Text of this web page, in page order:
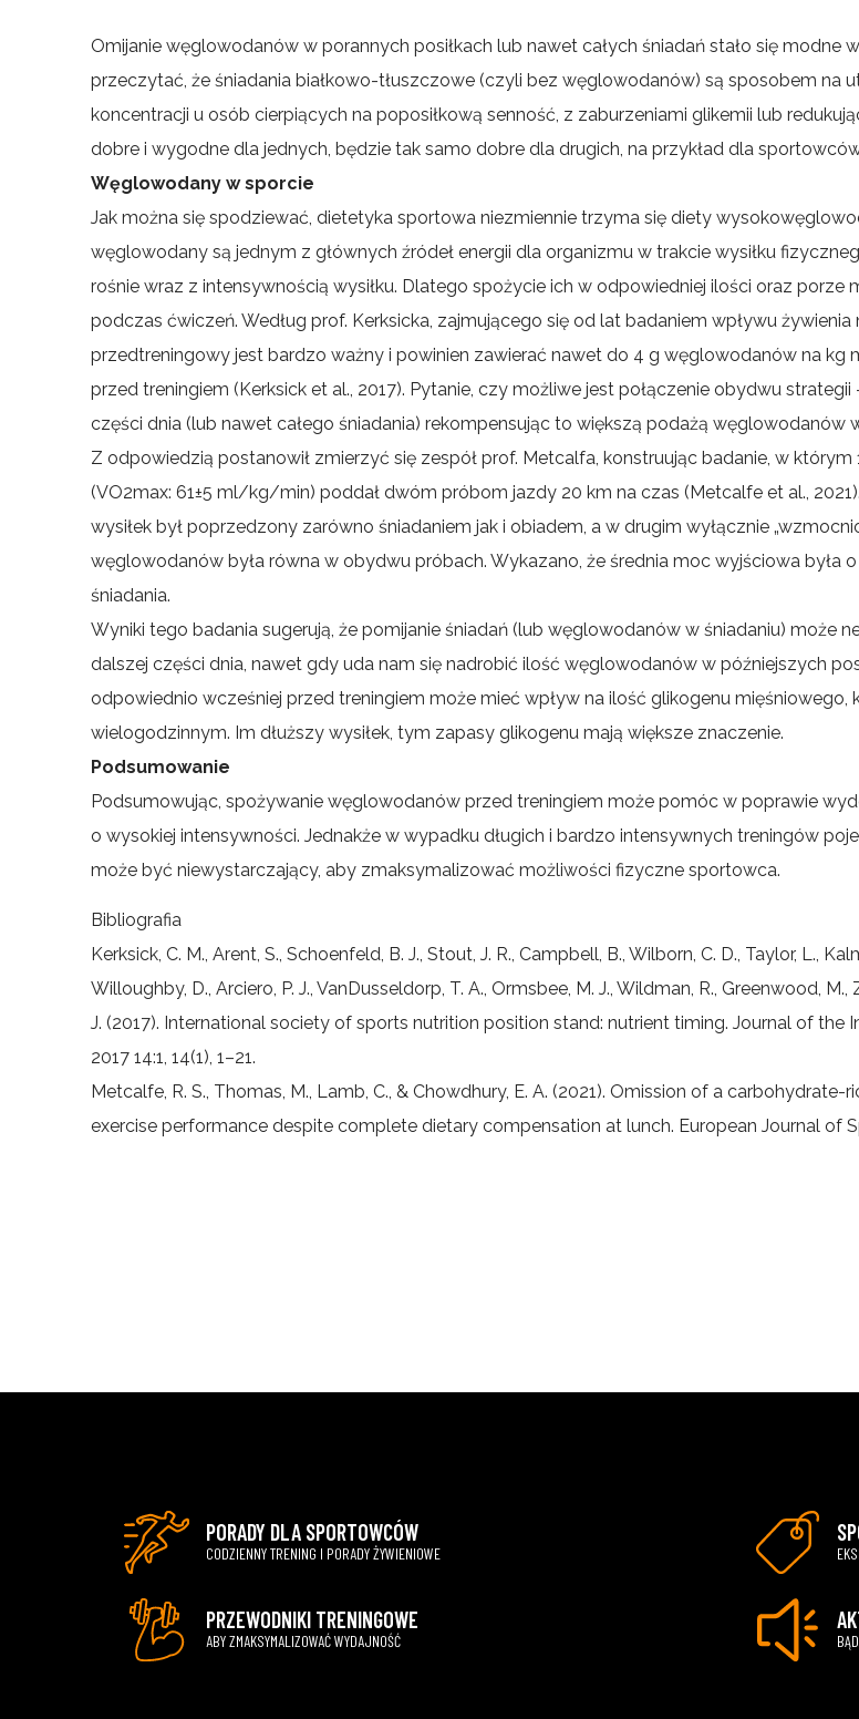
Omijanie węglowodanów w porannych posiłkach lub nawet całych śniadań stało się
przeczytać, że śniadania białkowo-tłuszczowe (czyli bez węglowodanów) są sposobem na
koncentracji u osób cierpiących na poposiłkową senność, z zaburzeniami glikemii lub
dobre i wygodne dla jednych, będzie tak samo dobre dla drugich, na przykład dla
Węglowodany w sporcie
Jak można się spodziewać, dietetyka sportowa niezmiennie trzyma się diety
węglowodany są jednym z głównych źródeł energii dla organizmu w trakcie wysiłku
rośnie wraz z intensywnością wysiłku. Dlatego spożycie ich w odpowiedniej ilości oraz
podczas ćwiczeń. Według prof. Kerksicka, zajmującego się od lat badaniem wpływu
przedtreningowy jest bardzo ważny i powinien zawierać nawet do 4 g węglowodanów na kg
przed treningiem (Kerksick et al., 2017). Pytanie, czy możliwe jest połączenie obydwu
części dnia (lub nawet całego śniadania) rekompensując to większą podażą węglowodanów
Z odpowiedzią postanowił zmierzyć się zespół prof. Metcalfa, konstruując badanie, w
(VO2max: 61±5 ml/kg/min) poddał dwóm próbom jazdy 20 km na czas (Metcalfe et al.,
wysiłek był poprzedzony zarówno śniadaniem jak i obiadem, a w drugim wyłącznie
węglowodanów była równa w obydwu próbach. Wykazano, że średnia moc wyjściowa była
śniadania.
Wyniki tego badania sugerują, że pomijanie śniadań (lub węglowodanów w śniadaniu) może
dalszej części dnia, nawet gdy uda nam się nadrobić ilość węglowodanów w późniejszych
odpowiednio wcześniej przed treningiem może mieć wpływ na ilość glikogenu
wielogodzinnym. Im dłuższy wysiłek, tym zapasy glikogenu mają większe znaczenie.
Podsumowanie
Podsumowując, spożywanie węglowodanów przed treningiem może pomóc w poprawie
o wysokiej intensywności. Jednakże w wypadku długich i bardzo intensywnych treningów
może być niewystarczający, aby zmaksymalizować możliwości fizyczne sportowca.
Bibliografia
Kerksick, C. M., Arent, S., Schoenfeld, B. J., Stout, J. R., Campbell, B., Wilborn, C. D., Taylor, L.,
Willoughby, D., Arciero, P. J., VanDusseldorp, T. A., Ormsbee, M. J., Wildman, R., Greenwood,
J. (2017). International society of sports nutrition position stand: nutrient timing. Journal of the
2017 14:1, 14(1), 1–21.
Metcalfe, R. S., Thomas, M., Lamb, C., & Chowdhury, E. A. (2021). Omission of a
exercise performance despite complete dietary compensation at lunch. European Journal of
PORADY DLA SPORTOWCÓW
CODZIENNY TRENING I PORADY ŻYWIENIOWE
PRZEWODNIKI TRENINGOWE
ABY ZMAKSYMALIZOWAĆ WYDAJNOŚĆ